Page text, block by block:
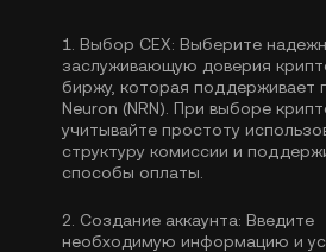
1. Выбор CEX: Выберите
заслуживающую доверия
биржу, которая поддерживает
Neuron (NRN). При выборе
учитывайте простоту
структуру комиссии и
способы оплаты.
2. Создание аккаунта: Введите
необходимую информацию и